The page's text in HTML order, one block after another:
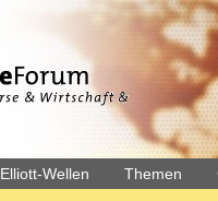
Elliott-Wellen Themen